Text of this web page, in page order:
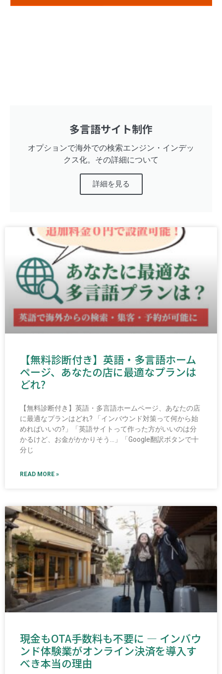
多言語サイト制作
オプションで海外での検索エンジン・インデッ
クス化。その詳細について
詳細を見る
【無料診断付き】英語・多言語ホーム
ページ、あなたの店に最適なプランは
どれ?
【無料診断付き】英語・多言語ホームページ、あなたの店
に最適なプランはどれ? 「インバウンド対策って何から始
めればいいの?」「英語サイトって作った方がいいのは分
かるけど、お金がかかりそう…」「Google翻訳ボタンで十
分じ
READ MORE »
現金もOTA手数料も不要に ― インバウ
ンド体験業がオンライン決済を導入す
べき本当の理由